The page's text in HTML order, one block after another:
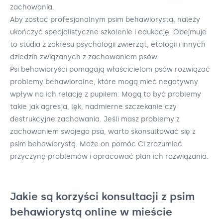
zachowania.
Aby zostać profesjonalnym psim behawiorystą, należy
ukończyć specjalistyczne szkolenie i edukację. Obejmuje
to studia z zakresu psychologii zwierząt, etologii i innych
dziedzin związanych z zachowaniem psów.
Psi behawioryści pomagają właścicielom psów rozwiązać
problemy behawioralne, które mogą mieć negatywny
wpływ na ich relację z pupilem. Mogą to być problemy
takie jak agresja, lęk, nadmierne szczekanie czy
destrukcyjne zachowania. Jeśli masz problemy z
zachowaniem swojego psa, warto skonsultować się z
psim behawiorystą. Może on pomóc Ci zrozumieć
przyczynę problemów i opracować plan ich rozwiązania.
Jakie są korzyści konsultacji z psim
behawiorystą online w mieście